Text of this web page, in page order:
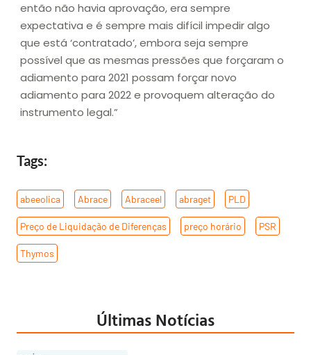
então não havia aprovação, era sempre
expectativa e é sempre mais difícil impedir algo
que está ‘contratado’, embora seja sempre
possível que as mesmas pressões que forçaram o
adiamento para 2021 possam forçar novo
adiamento para 2022 e provoquem alteração do
instrumento legal.”
Tags:
abeeolica Abrace Abraceel abraget PLD
Preço de Liquidação de Diferenças preço horário PSR
Thymos
Últimas Notícias